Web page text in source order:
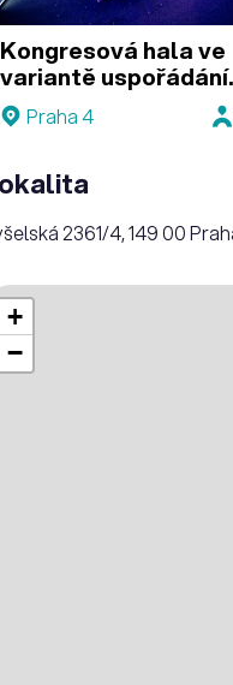
Kongresová hala ve
variantě uspořádání
koktejl a koncert
Praha 4
2361/4, 149 00
+
−